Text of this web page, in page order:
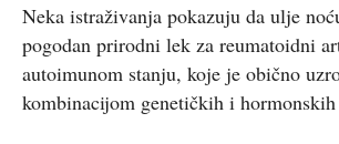
Neka istraživanja pokazuju da ulje
pogodan prirodni lek za reumatoidni
autoimunom stanju, koje je obično
kombinacijom genetičkih i